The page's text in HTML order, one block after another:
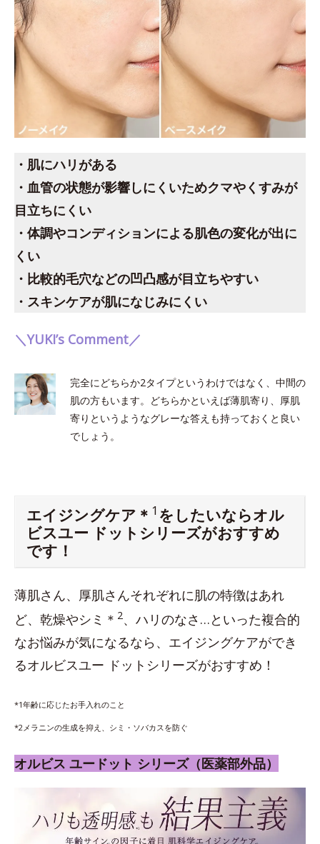
・肌にハリがある
・血管の状態が影響しにくいためクマやくすみが
目立ちにくい
・体調やコンディションによる肌色の変化が出に
くい
・比較的毛穴などの凹凸感が目立ちやすい
・スキンケアが肌になじみにくい
＼YUKI’s Comment／
完全にどちらか2タイプというわけではなく、中間の
肌の方もいます。どちらかといえば薄肌寄り、厚肌
寄りというようなグレーな答えも持っておくと良い
でしょう。
エイジングケア＊ 1 をしたいならオル
ビスユー ドットシリーズがおすすめ
です！
薄肌さん、厚肌さんそれぞれに肌の特徴はあれ
ど、乾燥やシミ＊ 2、ハリのなさ…といった複合的
なお悩みが気になるなら、エイジングケアができ
るオルビスユー ドットシリーズがおすすめ！
*1年齢に応じたお手入れのこと
*2メラニンの生成を抑え、シミ・ソバカスを防ぐ
オルビス ユードット シリーズ（医薬部外品）